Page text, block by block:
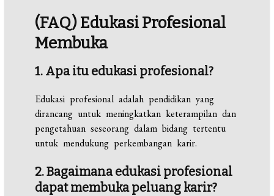
(FAQ)EdukasiProfesional
Membuka
1. Apa itu edukasi profesional?
Edukasi profesional adalah pendidikan yang
dirancang untuk meningkatkan keterampilan dan
pengetahuan seseorang dalam bidang tertentu
untuk mendukung perkembangan karir.
2. Bagaimana edukasi profesional
dapat membuka peluang karir?